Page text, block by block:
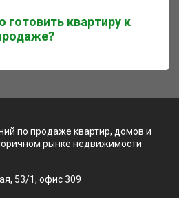
готовить квартиру к
по продаже квартир, домов и
рынке недвижимости
53/1, офис 309